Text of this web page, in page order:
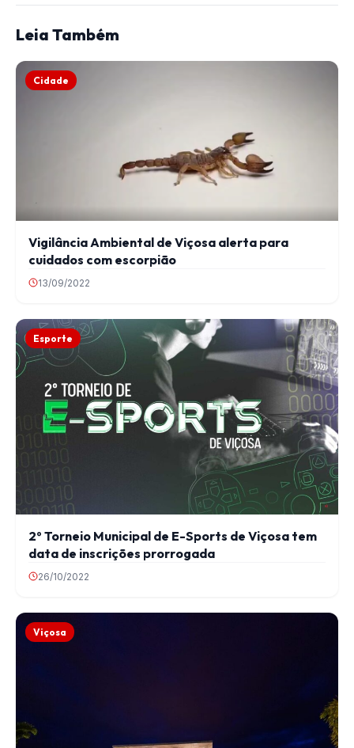
Leia Também
Cidade
Vigilância Ambiental de Viçosa alerta para
cuidados com escorpião
13/09/2022
Esporte
2º Torneio Municipal de E-Sports de Viçosa tem
data de inscrições prorrogada
26/10/2022
Viçosa